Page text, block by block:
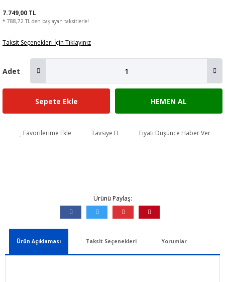
7.749,00 TL
* 788,72 TL den başlayan taksitlerle!
Taksit Seçenekleri İçin Tıklayınız
Adet
Sepete Ekle HEMEN AL
Favorilerime Ekle Tavsiye Et Fiyatı Düşünce Haber Ver
Ürünü Paylaş:
Ürün Açıklaması Taksit Seçenekleri Yorumlar